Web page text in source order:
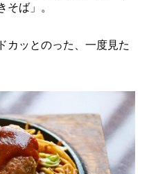
そば」。
カッとのった、一度見た